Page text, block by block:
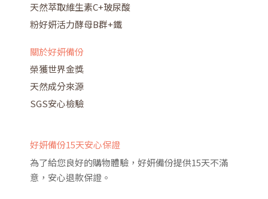
天然萃取維生素C+玻尿酸
粉好妍活力酵母B群+鐵
關於好妍備份
榮獲世界金獎
天然成分來源
SGS安心檢驗
好妍備份15天安心保證
為了給您良好的購物體驗，好妍備份提供15天不滿
意，安心退款保證。